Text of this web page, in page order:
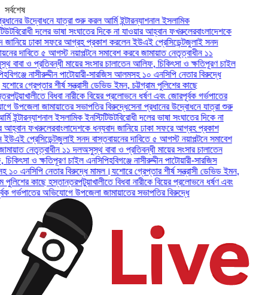
সর্বশেষ
উদ্বোধনে যাত্রা শুরু করল আর্মি ইন্টারন্যাশনাল ইসলামিক
বিরোধী দলের ভাষা সংঘাতের দিকে না যাওয়ার আহ্বান ফখরুলেরবাংলাদেশকে
ঢাকা সফরে আগ্রহ প্রকাশ করলেন ইউএই প্রেসিডেন্টজুলাই সনদ
দাবিতে ৫ আগস্ট নয়াপল্টনে সমাবেশ করবে জামায়াত নেতৃত্বাধীন ১১
ও প্রতিবন্ধী মায়ের সংসার চালাতেন আলিফ, চিকিৎসা ও ক্ষতিপূরণ চাইল
নাসীরুদ্দীন পাটোয়ারী-সারজিস আলমসহ ১০ এনসিপি নেতার বিরুদ্ধে
গ্রেপ্তার শীর্ষ সন্ত্রাসী ডেভিড ইমন, চট্টগ্রাম পুলিশের কাছে
বিধবা নারীকে বিয়ের প্রলোভনে ধর্ষণ এবং জোরপূর্বক গর্ভপাতের
জামায়াতের সভাপতির বিরুদ্ধেসেনা প্রধানের উদ্বোধনে যাত্রা শুরু
ইসলামিক ইনস্টিটিউটবিরোধী দলের ভাষা সংঘাতের দিকে না
ফখরুলেরবাংলাদেশকে ধন্যবাদ জানিয়ে ঢাকা সফরে আগ্রহ প্রকাশ
প্রেসিডেন্টজুলাই সনদ বাস্তবায়নের দাবিতে ৫ আগস্ট নয়াপল্টনে সমাবেশ
নেতৃত্বাধীন ১১ দল অসুস্থ বাবা ও প্রতিবন্ধী মায়ের সংসার চালাতেন
ও ক্ষতিপূরণ চাইল এনসিপিহবিগঞ্জে নাসীরুদ্দীন পাটোয়ারী-সারজিস
এনসিপি নেতার বিরুদ্ধে মামল।যশোরে গ্রেপ্তার শীর্ষ সন্ত্রাসী ডেভিড ইমন,
কাছে হস্তান্তরপটুয়াখালীতে বিধবা নারীকে বিয়ের প্রলোভনে ধর্ষণ এবং
অভিযোগে উপজেলা জামায়াতের সভাপতির বিরুদ্ধে